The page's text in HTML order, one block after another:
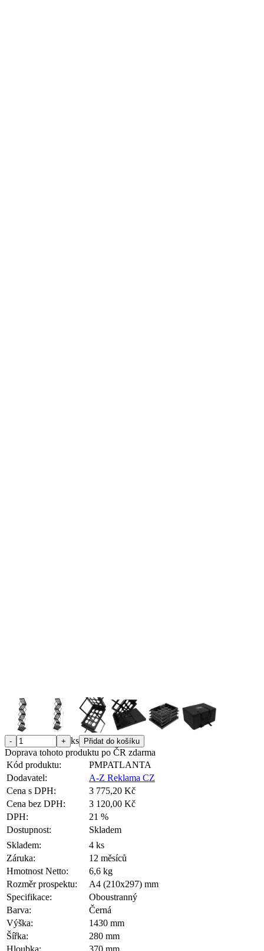
ks
Doprava tohoto produktu po ČR zdarma
Kód produktu:
PMPATLANTA
Dodavatel:
A-Z Reklama CZ
Cena s DPH:
3 775,20 Kč
Cena bez DPH:
3 120,00 Kč
DPH:
21 %
Dostupnost:
Skladem
Skladem:
4 ks
Záruka:
12 měsíců
Hmotnost Netto:
6,6 kg
Rozměr prospektu:
A4 (210x297) mm
Specifikace:
Oboustranný
Barva:
Černá
Výška:
1430 mm
Šířka:
280 mm
Hloubka:
370 mm